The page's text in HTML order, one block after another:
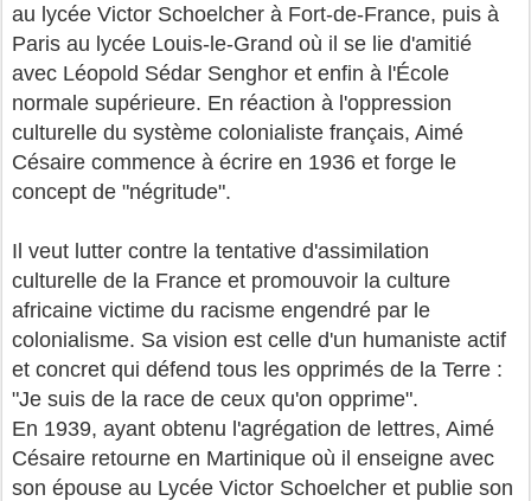
au lycée Victor Schoelcher à Fort-de-France, puis à
Paris au lycée Louis-le-Grand où il se lie d'amitié
avec Léopold Sédar Senghor et enfin à l'École
normale supérieure. En réaction à l'oppression
culturelle du système colonialiste français, Aimé
Césaire commence à écrire en 1936 et forge le
concept de "négritude".
Il veut lutter contre la tentative d'assimilation
culturelle de la France et promouvoir la culture
africaine victime du racisme engendré par le
colonialisme. Sa vision est celle d'un humaniste actif
et concret qui défend tous les opprimés de la Terre :
"Je suis de la race de ceux qu'on opprime".
En 1939, ayant obtenu l'agrégation de lettres, Aimé
Césaire retourne en Martinique où il enseigne avec
son épouse au Lycée Victor Schoelcher et publie son